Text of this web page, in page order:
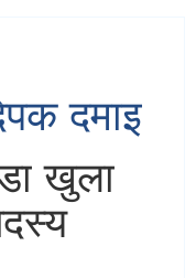
दमाइ
खुला